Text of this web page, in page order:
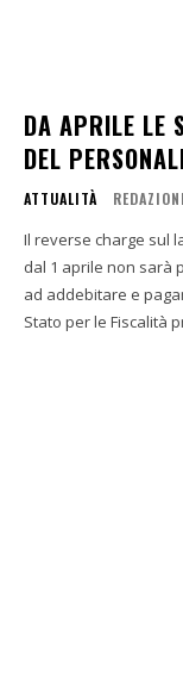
DA APRILE LE
DEL
ATTUALITÀ
Il reverse charge sul
dal 1 aprile non sarà
ad addebitare e
Stato per le Fiscalità